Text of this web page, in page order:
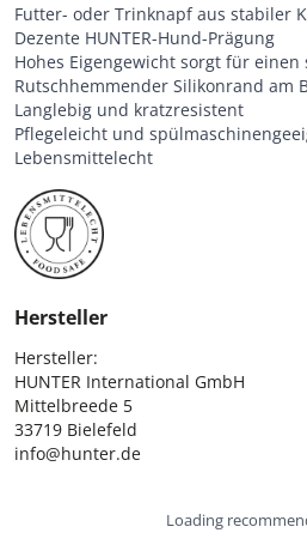
Futter- oder Trinknapf aus stabiler
Dezente HUNTER-Hund-Prägung
Hohes Eigengewicht sorgt für einen
Rutschhemmender Silikonrand am
Langlebig und kratzresistent
Pflegeleicht und
Lebensmittelecht
Hersteller
Hersteller:
HUNTER International GmbH
Mittelbreede 5
33719 Bielefeld
info@hunter.de
Loading